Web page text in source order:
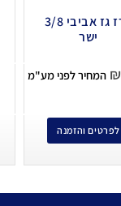
ברז גז אביבי 3/8
ישר
₪ המחיר לפני מע"מ
לפרטים והזמנה